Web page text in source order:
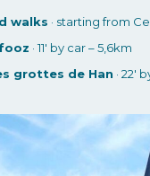
walks · starting from
· 11′ by car – 5,6km
grottes de Han · 22′